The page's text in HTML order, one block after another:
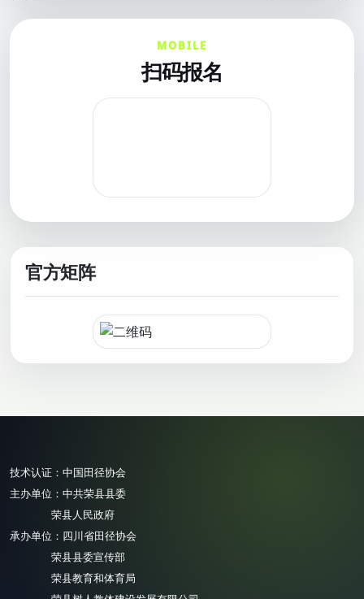
MOBILE
扫码报名
官方矩阵
技术认证： 中国田径协会
主办单位： 中共荣县县委
荣县人民政府
承办单位： 四川省田径协会
荣县县委宣传部
荣县教育和体育局